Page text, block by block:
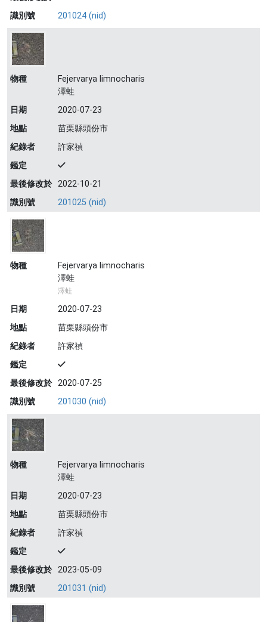
識別號
201024 (nid)
物種
Fejervarya limnocharis
澤蛙
日期
2020-07-23
地點
苗栗縣頭份市
紀錄者
許家禎
鑑定
最後修改於 2022-10-21
識別號
201025 (nid)
物種
Fejervarya limnocharis
澤蛙
澤蛙
日期
2020-07-23
地點
苗栗縣頭份市
紀錄者
許家禎
鑑定
最後修改於 2020-07-25
識別號
201030 (nid)
物種
Fejervarya limnocharis
澤蛙
日期
2020-07-23
地點
苗栗縣頭份市
紀錄者
許家禎
鑑定
最後修改於 2023-05-09
識別號
201031 (nid)